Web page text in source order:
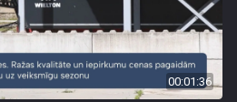
00:01:36